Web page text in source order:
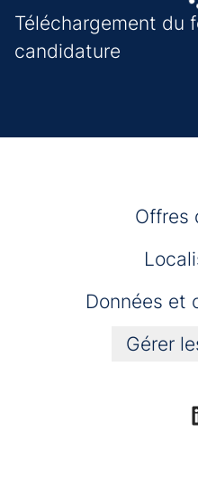
Téléchargement du
candidature
Offres
Données et
Gérer